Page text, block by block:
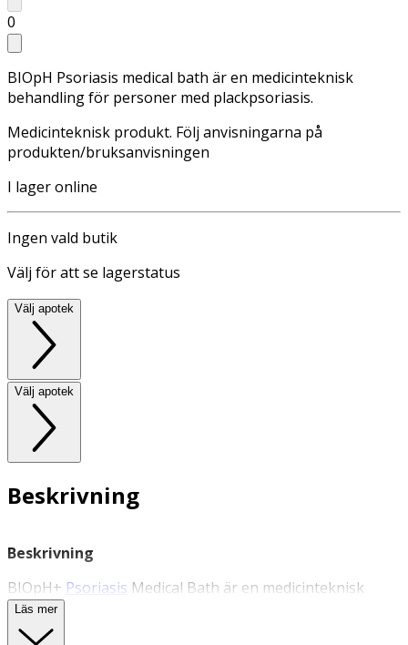
0
BIOpH Psoriasis medical bath är en medicinteknisk
behandling för personer med plackpsoriasis.
Medicinteknisk produkt. Följ anvisningarna på
produkten/bruksanvisningen
I lager online
Ingen vald butik
Välj för att se lagerstatus
Välj apotek
Välj apotek
Beskrivning
Beskrivning
BIOpH+ Psoriasis Medical Bath är en medicinteknisk
behandling för personer med plackpsoriasis. Den
symtomlindrande behandlingen utförs på påverkad
Läs mer